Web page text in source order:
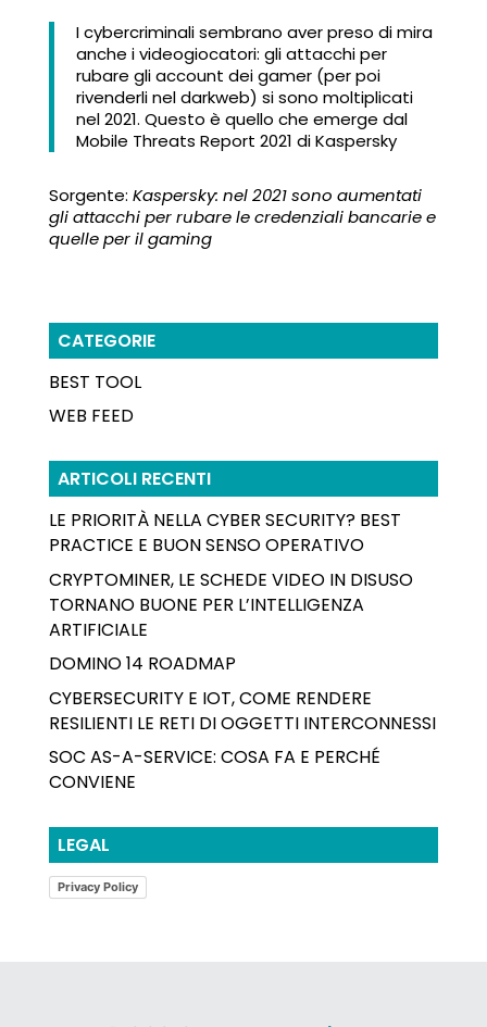
I cybercriminali sembrano aver preso di mira
anche i videogiocatori: gli attacchi per
rubare gli account dei gamer (per poi
rivenderli nel darkweb) si sono moltiplicati
nel 2021. Questo è quello che emerge dal
Mobile Threats Report 2021 di Kaspersky
Sorgente: Kaspersky: nel 2021 sono aumentati
gli attacchi per rubare le credenziali bancarie e
quelle per il gaming
CATEGORIE
BEST TOOL
WEB FEED
ARTICOLI RECENTI
LE PRIORITÀ NELLA CYBER SECURITY? BEST
PRACTICE E BUON SENSO OPERATIVO
CRYPTOMINER, LE SCHEDE VIDEO IN DISUSO
TORNANO BUONE PER L’INTELLIGENZA
ARTIFICIALE
DOMINO 14 ROADMAP
CYBERSECURITY E IOT, COME RENDERE
RESILIENTI LE RETI DI OGGETTI INTERCONNESSI
SOC AS-A-SERVICE: COSA FA E PERCHÉ
CONVIENE
LEGAL
Privacy Policy